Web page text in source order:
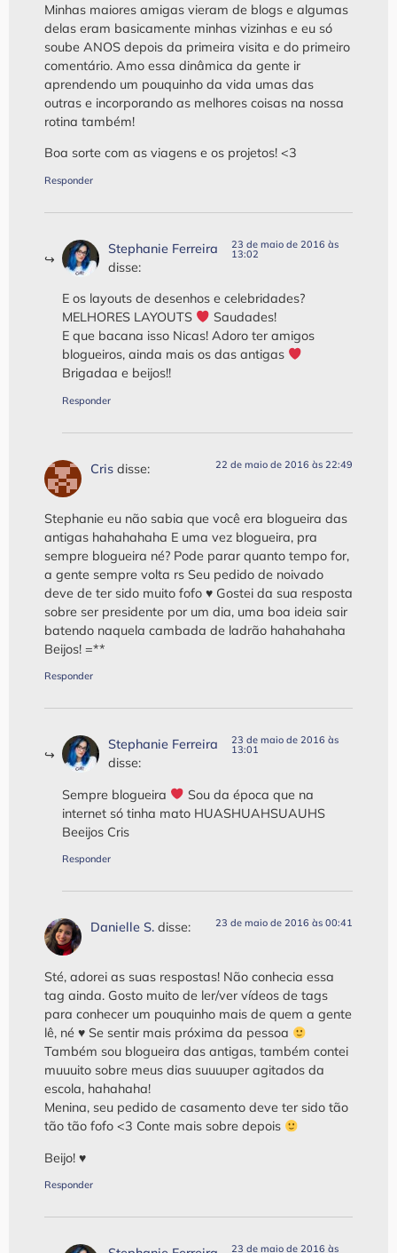
Minhas maiores amigas vieram de blogs e algumas
delas eram basicamente minhas vizinhas e eu só
soube ANOS depois da primeira visita e do primeiro
comentário. Amo essa dinâmica da gente ir
aprendendo um pouquinho da vida umas das
outras e incorporando as melhores coisas na nossa
rotina também!
Boa sorte com as viagens e os projetos! <3
Responder
Stephanie Ferreira
disse:
23 de maio de 2016 às
13:02
E os layouts de desenhos e celebridades?
MELHORES LAYOUTS
‍ Saudades!
E que bacana isso Nicas! Adoro ter amigos
blogueiros, ainda mais os das antigas
Brigadaa e beijos!!
Responder
Cris disse: 22 de maio de 2016 às 22:49
Stephanie eu não sabia que você era blogueira das
antigas hahahahaha E uma vez blogueira, pra
sempre blogueira né? Pode parar quanto tempo for,
a gente sempre volta rs Seu pedido de noivado
deve de ter sido muito fofo ♥ Gostei da sua resposta
sobre ser presidente por um dia, uma boa ideia sair
batendo naquela cambada de ladrão hahahahaha
Beijos! =**
Responder
Stephanie Ferreira
disse:
23 de maio de 2016 às
13:01
Sempre blogueira
‍ Sou da época que na
internet só tinha mato HUASHUAHSUAUHS
Beeijos Cris
Responder
Danielle S. disse: 23 de maio de 2016 às 00:41
Sté, adorei as suas respostas! Não conhecia essa
tag ainda. Gosto muito de ler/ver vídeos de tags
para conhecer um pouquinho mais de quem a gente
lê, né ♥ Se sentir mais próxima da pessoa
Também sou blogueira das antigas, também contei
muuuito sobre meus dias suuuuper agitados da
escola, hahahaha!
Menina, seu pedido de casamento deve ter sido tão
tão tão fofo <3 Conte mais sobre depois
Beijo! ♥
Responder
23 de maio de 2016 às